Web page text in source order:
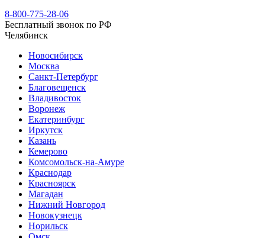
8-800-775-28-06
Бесплатный звонок по РФ
Челябинск
Новосибирск
Москва
Санкт-Петербург
Благовещенск
Владивосток
Воронеж
Екатеринбург
Иркутск
Казань
Кемерово
Комсомольск-на-Амуре
Краснодар
Красноярск
Магадан
Нижний Новгород
Новокузнецк
Норильск